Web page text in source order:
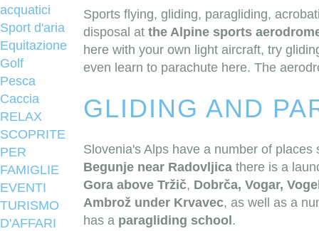
acquatici
Sport d'aria
Equitazione
Golf
Pesca
Caccia
RELAX
SCOPRITE
PER
FAMIGLIE
EVENTI
TURISMO
D'AFFARI
Sports flying, gliding, paragliding,
disposal at the Alpine sports
here with your own light aircraft, try
even learn to parachute here. The
GLIDING AND
Slovenia's Alps have a number of
Begunje near Radovljica there is a
Gora above Tržič, Dobrča, Vogar,
Ambrož under Krvavec, as well as a
has a paragliding school .